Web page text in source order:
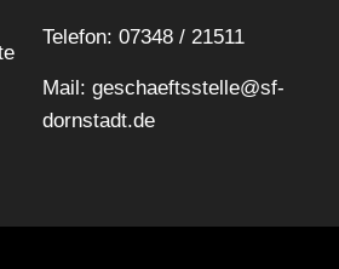
Telefon: 07348 / 21511
Mail: geschaeftsstelle@sf-
dornstadt.de